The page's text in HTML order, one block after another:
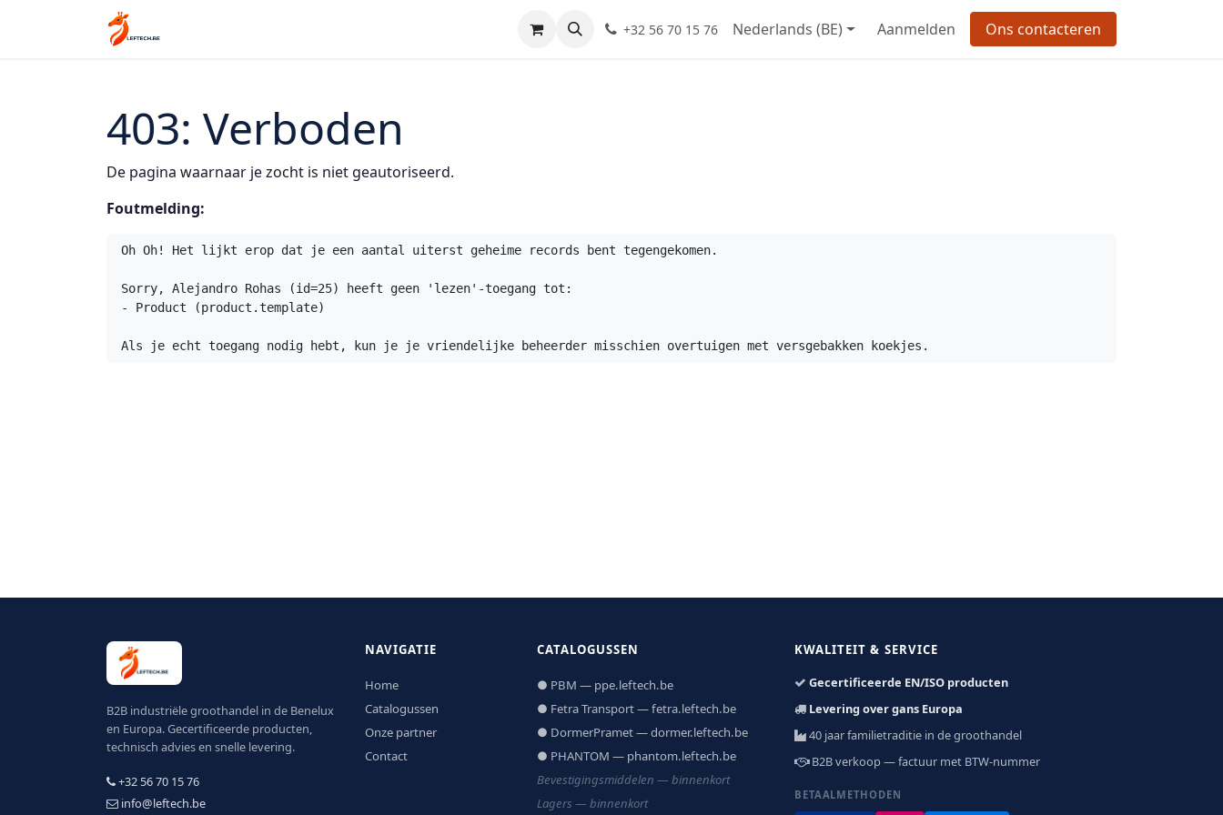
Overslaan naar inhoud
+32 56 70 15 76 Nederlands (BE) Aanmelden Ons contacteren
403: Verboden
De pagina waarnaar je zocht is niet geautoriseerd.
Foutmelding:
Oh Oh! Het lijkt erop dat je een aantal uiterst geheime records bent tegengekomen.
Sorry, Alejandro Rohas (id=25) heeft geen 'lezen'-toegang tot:
- Product (product.template)
Als je echt toegang nodig hebt, kun je je vriendelijke beheerder misschien overtuigen met versgebakken koekjes.
B2B industriële groothandel in de Benelux
en Europa. Gecertificeerde producten,
technisch advies en snelle levering.
+32 56 70 15 76
info@leftech.be
NAVIGATIE
Home
Catalogussen
Onze partner
Contact
CATALOGUSSEN
● PBM — ppe.leftech.be
● Fetra Transport — fetra.leftech.be
● DormerPramet — dormer.leftech.be
● PHANTOM — phantom.leftech.be
Bevestigingsmiddelen — binnenkort
Lagers — binnenkort
KWALITEIT & SERVICE
Gecertificeerde EN/ISO producten
Levering over gans Europa
40 jaar familietraditie in de groothandel
B2B verkoop — factuur met BTW-nummer
BETAALMETHODEN